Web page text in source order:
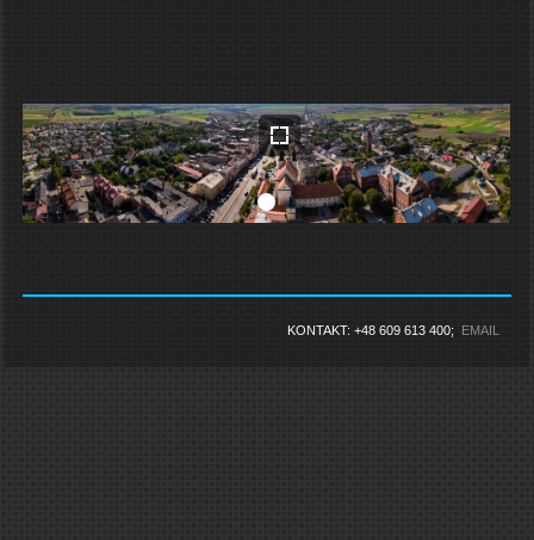
KONTAKT: +48 609 613 400; EMAIL